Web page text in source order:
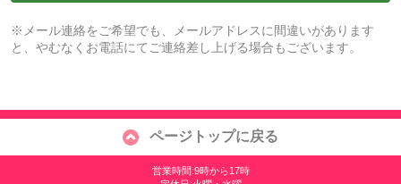
※メール連絡をご希望でも、メールアドレスに間違いがあります
と、やむなくお電話にてご連絡差し上げる場合もございます。
ページトップに戻る
営業時間:9時から17時